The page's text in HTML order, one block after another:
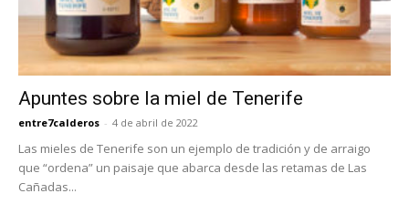
Apuntes sobre la miel de Tenerife
entre7calderos - 4 de abril de 2022
Las mieles de Tenerife son un ejemplo de tradición y de arraigo
que “ordena” un paisaje que abarca desde las retamas de Las
Cañadas...